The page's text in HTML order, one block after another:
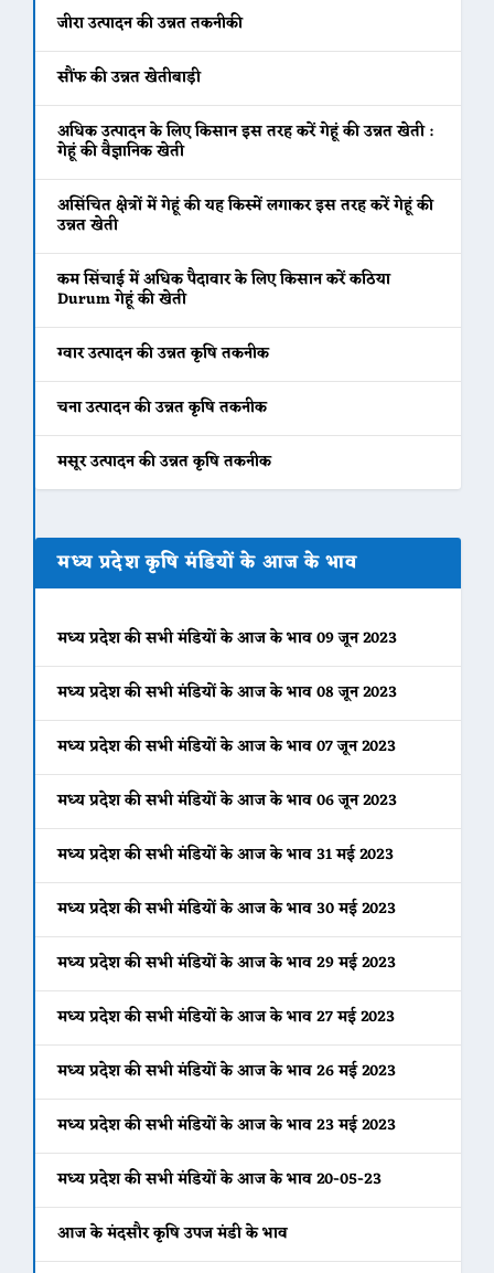
जीरा उत्पादन की उन्नत तकनीकी
सौंफ की उन्नत खेतीबाड़ी
अधिक उत्पादन के लिए किसान इस तरह करें गेहूं की उन्नत खेती :
गेहूं की वैज्ञानिक खेती
असिंचित क्षेत्रों में गेहूं की यह किस्में लगाकर इस तरह करें गेहूं की
उन्नत खेती
कम सिंचाई में अधिक पैदावार के लिए किसान करें कठिया
Durum गेहूं की खेती
ग्वार उत्पादन की उन्नत कृषि तकनीक
चना उत्पादन की उन्नत कृषि तकनीक
मसूर उत्पादन की उन्नत कृषि तकनीक
मध्य प्रदेश कृषि मंडियों के आज के भाव
मध्य प्रदेश की सभी मंडियों के आज के भाव 09 जून 2023
मध्य प्रदेश की सभी मंडियों के आज के भाव 08 जून 2023
मध्य प्रदेश की सभी मंडियों के आज के भाव 07 जून 2023
मध्य प्रदेश की सभी मंडियों के आज के भाव 06 जून 2023
मध्य प्रदेश की सभी मंडियों के आज के भाव 31 मई 2023
मध्य प्रदेश की सभी मंडियों के आज के भाव 30 मई 2023
मध्य प्रदेश की सभी मंडियों के आज के भाव 29 मई 2023
मध्य प्रदेश की सभी मंडियों के आज के भाव 27 मई 2023
मध्य प्रदेश की सभी मंडियों के आज के भाव 26 मई 2023
मध्य प्रदेश की सभी मंडियों के आज के भाव 23 मई 2023
मध्य प्रदेश की सभी मंडियों के आज के भाव 20-05-23
आज के मंदसौर कृषि उपज मंडी के भाव